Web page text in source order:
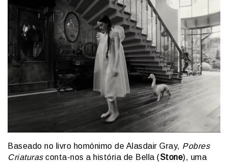
Baseado no livro homónimo de Alasdair Gray, Pobres
Criaturasconta-nos a história de Bella (Stone), uma